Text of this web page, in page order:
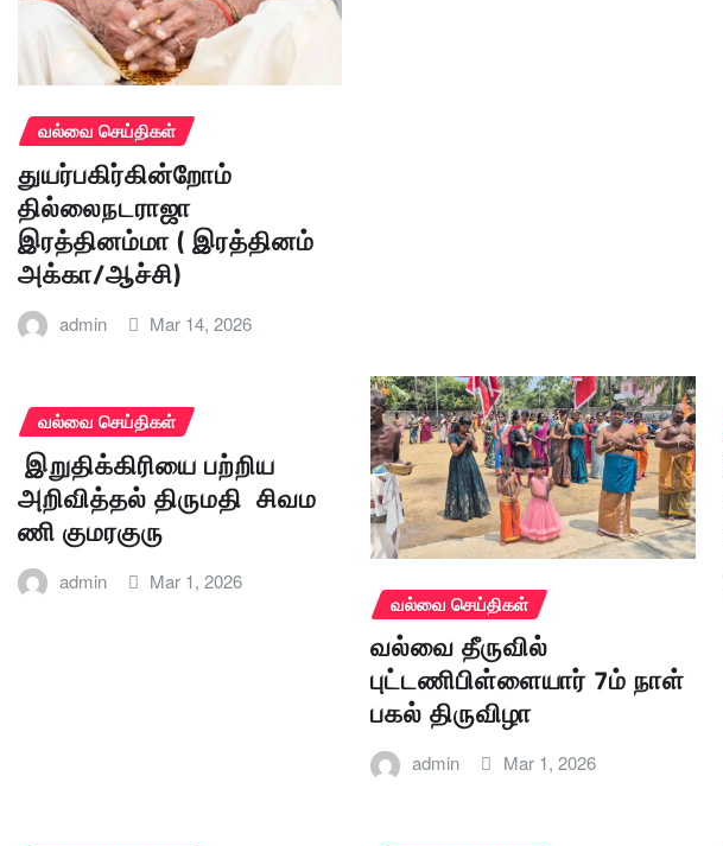
வல்வை செய்திகள்
துயர்பகிர்கின்றோம்
தில்லைநடராஜா
இரத்தினம்மா ( இரத்தினம்
அக்கா/ஆச்சி)
admin Mar 14, 2026
வல்வை செய்திகள்
இறுதிக்கிரியை பற்றிய
அறிவித்தல் திருமதி சிவம
ணி குமரகுரு
admin Mar 1, 2026
வல்வை செய்திகள்
வல்வை தீருவில்
புட்டணிபிள்ளையார் 7ம் நாள்
பகல் திருவிழா
admin Mar 1, 2026